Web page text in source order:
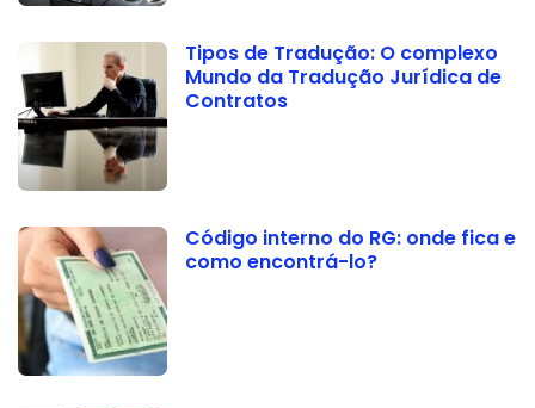
Tipos de Tradução: O complexo
Mundo da Tradução Jurídica de
Contratos
Código interno do RG: onde fica e
como encontrá-lo?